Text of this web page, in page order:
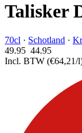
Talisker
70cl · Schotland ·
49.95 44.95
Incl. BTW (€64,21/